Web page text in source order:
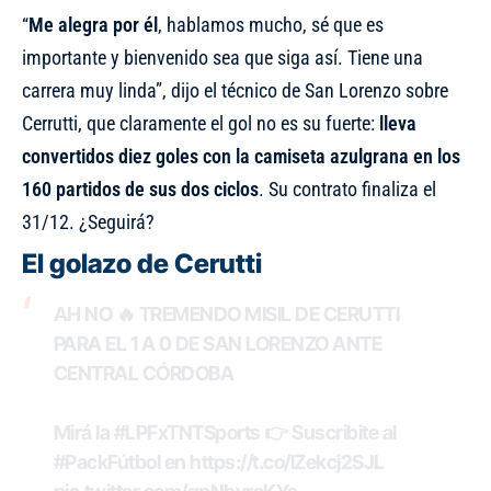
“Me alegra por él , hablamos mucho, sé que es
importante y bienvenido sea que siga así. Tiene una
carrera muy linda”, dijo el técnico de San Lorenzo sobre
Cerrutti, que claramente el gol no es su fuerte: lleva
convertidos diez goles con la camiseta azulgrana en los
160 partidos de sus dos ciclos. Su contrato finaliza el
31/12. ¿Seguirá?
El golazo de Cerutti
AH NO 🔥 TREMENDO MISIL DE CERUTTI
PARA EL 1 A 0 DE SAN LORENZO ANTE
CENTRAL CÓRDOBA
Mirá la #LPFxTNTSports 👉 Suscribite al
#PackFútbol en https://t.co/lZekcj2SJL